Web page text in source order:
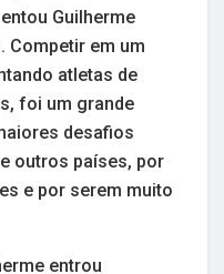
Guilherme
Competir em um
atletas de
foi um grande
desafios
outros países, por
e por serem muito
entrou